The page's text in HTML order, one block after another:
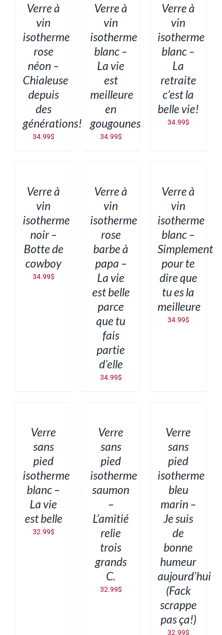
DÉTAILS
Verre à
vin
isotherme
rose
néon –
Chialeuse
depuis
des
générations!
34.99$
DÉTAILS
Verre à
vin
isotherme
blanc –
La vie
est
meilleure
en
gougounes
34.99$
DÉTAILS
Verre à
vin
isotherme
blanc –
La
retraite
c’est la
belle vie!
34.99$
DÉTAILS
Verre à
vin
isotherme
noir –
Botte de
cowboy
34.99$
DÉTAILS
Verre à
vin
isotherme
rose
barbe à
papa –
La vie
est belle
parce
que tu
fais
partie
d’elle
34.99$
DÉTAILS
Verre à
vin
isotherme
blanc –
Simplement
pour te
dire que
tu es la
meilleure
34.99$
DÉTAILSVerre
sans
pied
isotherme
blanc –
La vie
est belle
32.99$
DÉTAILSVerre
sans
pied
isotherme
saumon
–
L’amitié
relie
trois
grands
C.
32.99$
DÉTAILSVerre
sans
pied
isotherme
bleu
marin –
Je suis
de
bonne
humeur
aujourd’hui
(Fack
scrappe
pas ça!)
32.99$